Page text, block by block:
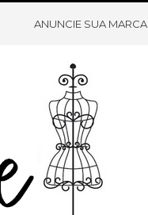
ANUNCIE SUA MARCA